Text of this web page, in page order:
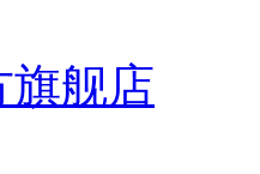
旗舰店